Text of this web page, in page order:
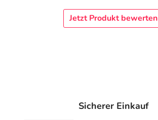
Jetzt Produkt bewerten
Sicherer Einkauf